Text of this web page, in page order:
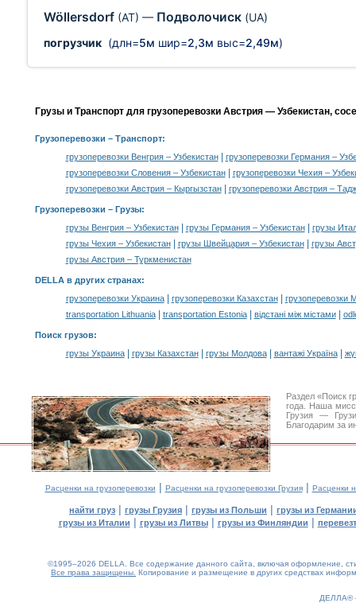
Wöllersdorf (AT) — Подволочиск (UA)
погрузчик (длн=5м шир=2,3м выс=2,49м)
Грузы и Транспорт для грузоперевозки Австрия — Узбекистан,
Грузоперевозки – Транспорт:
грузоперевозки Венгрия – Узбекистан|
грузоперевозки Германия –
грузоперевозки Словения – Узбекистан|
грузоперевозки Чехия –
грузоперевозки Австрия – Кыргызстан| грузоперевозки Австрия –
Грузоперевозки – Грузы:
грузы Венгрия – Узбекистан| грузы Германия – Узбекистан|
грузы
грузы Чехия – Узбекистан| грузы Швейцария – Узбекистан|
грузы
грузы Австрия – Туркменистан
DELLA в других странах:
грузоперевозки Украина| грузоперевозки Казахстан|
грузоперевозки
transportation Lithuania| transportation Estonia| відстані між містами|
Поиск грузов:
грузы Украина| грузы Казахстан| грузы Молдова| вантажі Україна|
Раздел «Поиск
года. Наша
Грузия —
Благодарим за
Расценки на грузоперевозки | Расценки на грузоперевозки Грузия| Расценки
найти груз | грузы Грузия | грузы из Польши | грузы из
грузы из Италии | грузы из Литвы| грузы из Финляндии |
©1995–2026 DELLA. Все содержание данного сайта, включая оформление,
Все права защищены. Копирование и размещение в других средствах